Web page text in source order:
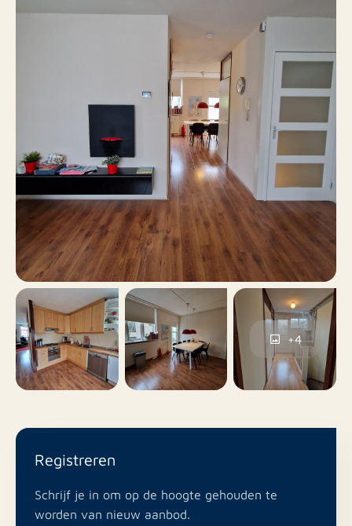
2
Oppervlakte 86 m²
Balkon Ja
Dakterras Nee
Parkeren Parkeergarage
Inclusief BTW Ja
Roken Nee
Huisdieren toegestaan Nee
+4
Registreren
Schrijf je in om op de hoogte gehouden te
worden van nieuw aanbod.